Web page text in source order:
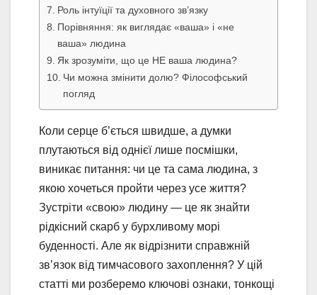
Роль інтуїції та духовного зв’язку
Порівняння: як виглядає «ваша» і «не
ваша» людина
Як зрозуміти, що це НЕ ваша людина?
Чи можна змінити долю? Філософський
погляд
Коли серце б’ється швидше, а думки
плутаються від однієї лише посмішки,
виникає питання: чи це та сама людина, з
якою хочеться пройти через усе життя?
Зустріти «свою» людину — це як знайти
рідкісний скарб у бурхливому морі
буденності. Але як відрізнити справжній
зв’язок від тимчасового захоплення? У цій
статті ми розберемо ключові ознаки, тонкощі